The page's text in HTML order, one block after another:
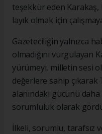
teşekkür eden
layık olmak için
Gazeteciliğin yalnızca
olmadığını vurgulayan
yürümeyi, milletin sesi
değerlere sahip
alanındaki gücünü
sorumluluk olarak
İlkeli, sorumlu, tarafsız